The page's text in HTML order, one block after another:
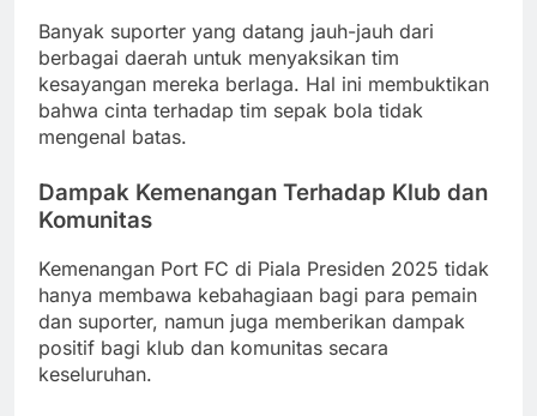
Banyak suporter yang datang jauh-jauh dari
berbagai daerah untuk menyaksikan tim
kesayangan mereka berlaga. Hal ini membuktikan
bahwa cinta terhadap tim sepak bola tidak
mengenal batas.
Dampak Kemenangan Terhadap Klub dan
Komunitas
Kemenangan Port FC di Piala Presiden 2025 tidak
hanya membawa kebahagiaan bagi para pemain
dan suporter, namun juga memberikan dampak
positif bagi klub dan komunitas secara
keseluruhan.